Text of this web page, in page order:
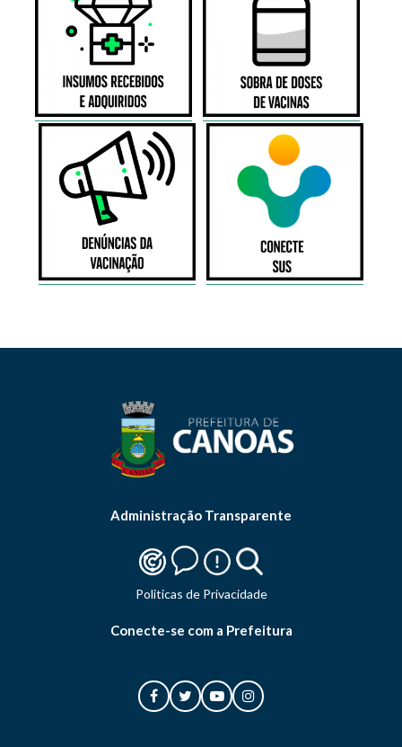
Administração Transparente
Politicas de Privacidade
Conecte-se com a Prefeitura